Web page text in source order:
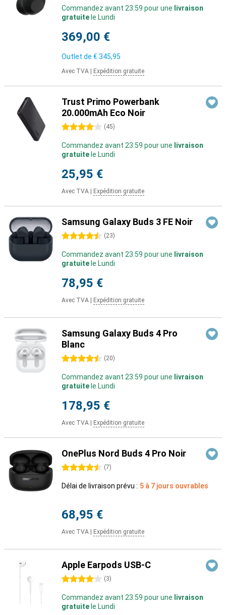
Commandez avant 23:59 pour une livraison
gratuite le Lundi
369,00 €
Outlet de € 345,95
Avec TVA Expédition gratuite
Trust Primo Powerbank
20.000mAh Eco Noir
4 étoiles (45)
Commandez avant 23:59 pour une livraison
gratuite le Lundi
25,95 €
Avec TVA Expédition gratuite
Samsung Galaxy Buds 3 FE Noir
4.5 étoiles (23)
Commandez avant 23:59 pour une livraison
gratuite le Lundi
78,95 €
Avec TVA Expédition gratuite
Samsung Galaxy Buds 4 Pro
Blanc
4.5 étoiles (20)
Commandez avant 23:59 pour une livraison
gratuite le Lundi
178,95 €
Avec TVA Expédition gratuite
OnePlus Nord Buds 4 Pro Noir
4.5 étoiles (7)
Délai de livraison prévu : 5 à 7 jours ouvrables
68,95 €
Avec TVA Expédition gratuite
Apple Earpods USB-C
4 étoiles (3)
Commandez avant 23:59 pour une livraison
gratuite le Lundi